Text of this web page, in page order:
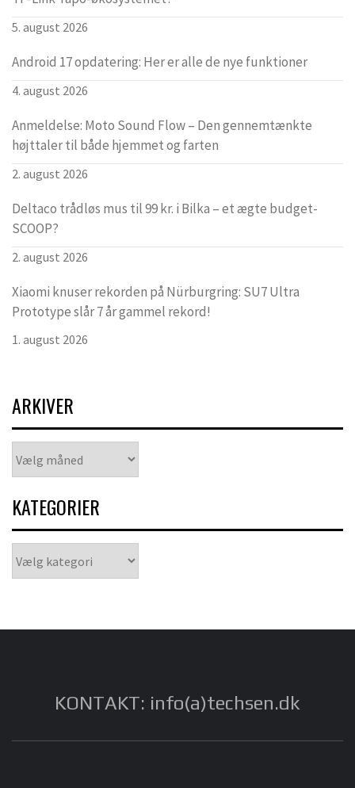
5. august 2026
Android 17 opdatering: Her er alle de nye funktioner
4. august 2026
Anmeldelse: Moto Sound Flow – Den gennemtænkte
højttaler til både hjemmet og farten
2. august 2026
Deltaco trådløs mus til 99 kr. i Bilka – et ægte budget-
SCOOP?
2. august 2026
Xiaomi knuser rekorden på Nürburgring: SU7 Ultra
Prototype slår 7 år gammel rekord!
1. august 2026
ARKIVER
KATEGORIER
KONTAKT: info(a)techsen.dk